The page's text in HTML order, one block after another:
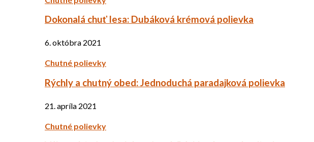
Dokonalá chuť lesa: Dubáková krémová polievka
6. októbra 2021
Chutné polievky
Rýchly a chutný obed: Jednoduchá paradajková polievka
21. apríla 2021
Chutné polievky